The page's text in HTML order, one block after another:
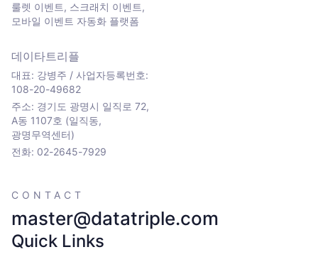
룰렛 이벤트, 스크래치 이벤트,
모바일 이벤트 자동화 플랫폼
데이타트리플
대표: 강병주 / 사업자등록번호:
108-20-49682
주소: 경기도 광명시 일직로 72,
A동 1107호 (일직동,
광명무역센터)
전화: 02-2645-7929
CONTACT
master@datatriple.com
Quick Links